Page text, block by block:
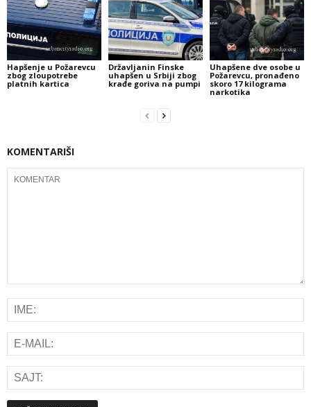
Hapšenje u Požarevcu
zbog zloupotrebe
platnih kartica
Državljanin Finske
uhapšen u Srbiji zbog
krađe goriva na pumpi
Uhapšene dve osobe u
Požarevcu, pronađeno
skoro 17 kilograma
narkotika
KOMENTARIŠI